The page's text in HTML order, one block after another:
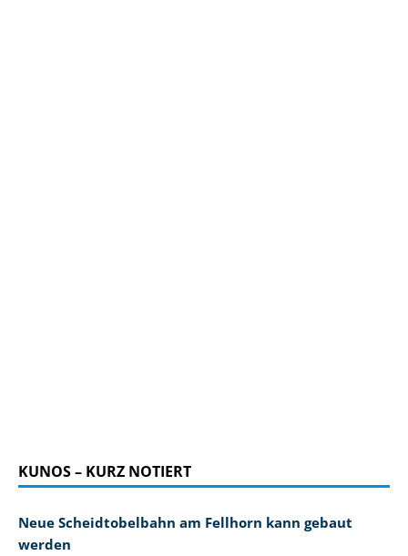
KUNOS – KURZ NOTIERT
Neue Scheidtobelbahn am Fellhorn kann gebaut
werden